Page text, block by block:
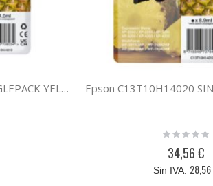
Epson C13T10H44010 SINGLEPACK YELLOW 604XL INK
Rating:
34,56 €